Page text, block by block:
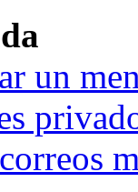
un